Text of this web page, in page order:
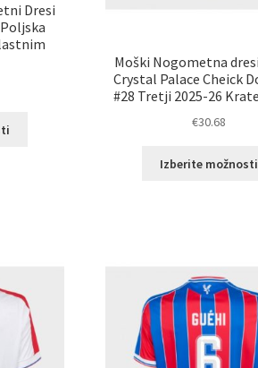
Dresi
strani
izdelka
Moški Nogometna
Crystal Palace Cheick
#28 Tretji 2025-26
€30.68
Izberite možnosti